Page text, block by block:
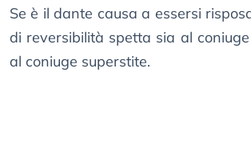
Se è il dante causa a essersi
di reversibilità spetta sia al
al coniuge superstite.